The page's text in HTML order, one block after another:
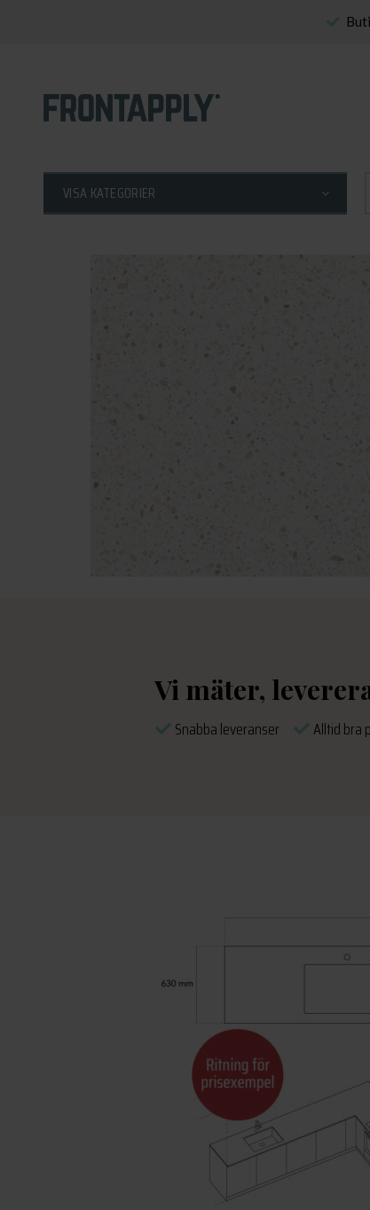
VISA KATEGORIER
Vi mäter,
Snabba leveranser Alltid bra